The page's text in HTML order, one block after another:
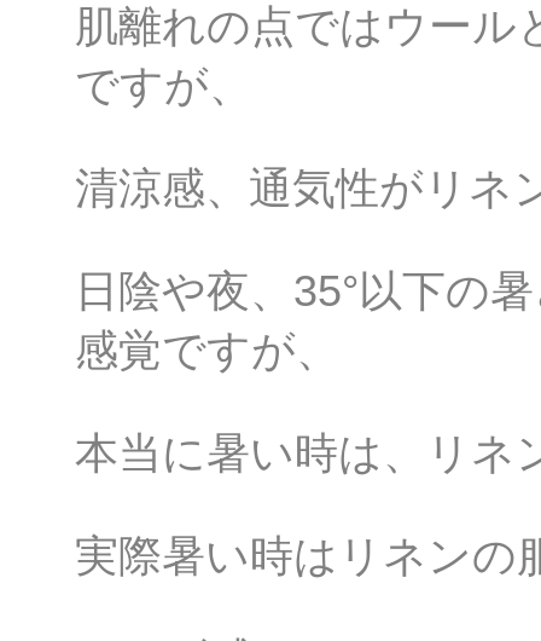
肌離れの点ではウー
ですが、
清涼感、通気性がリネ
日陰や夜、35°以下の
感覚ですが、
本当に暑い時は、リネ
実際暑い時はリネンの